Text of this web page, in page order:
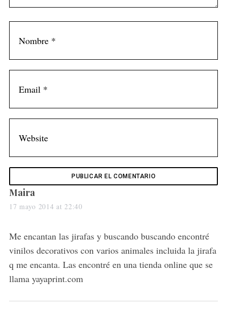
s
a
s
:
Maira
17 mayo 2014 at 22:40
Me encantan las jirafas y buscando buscando encontré
vinilos decorativos con varios animales incluida la jirafa
q me encanta. Las encontré en una tienda online que se
llama yayaprint.com